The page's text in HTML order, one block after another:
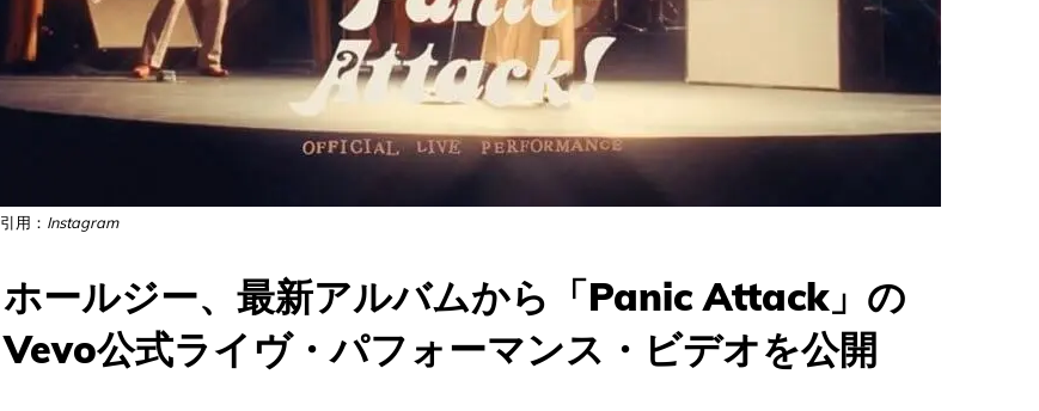
引用： Instagram
ホールジー、最新アルバムから「Panic Attack」の
Vevo公式ライヴ・パフォーマンス・ビデオを公開